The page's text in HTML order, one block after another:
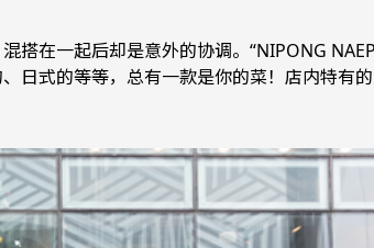
在一起后却是意外的协调。“NIPONG
日式的等等，总有一款是你的菜！店内特有